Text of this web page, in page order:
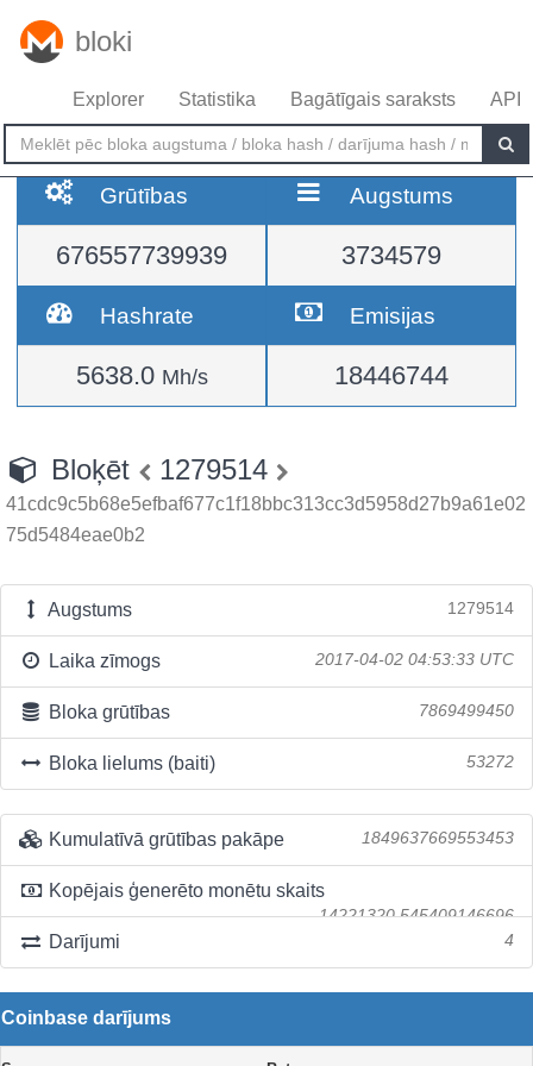
bloki
Explorer Statistika Bagātīgais saraksts API
Grūtības
676557739939
Augstums
3734579
Hashrate
5638.0 Mh/s
Emisijas
18446744
Bloķēt 1279514
41cdc9c5b68e5efbaf677c1f18bbc313cc3d5958d27b9a61e02
75d5484eae0b2
Augstums 1279514
Laika zīmogs 2017-04-02 04:53:33 UTC
Bloka grūtības 7869499450
Bloka lielums (baiti) 53272
Kumulatīvā grūtības pakāpe 1849637669553453
Kopējais ģenerēto monētu skaits
14221320.545409146696
Darījumi 4
Coinbase darījums